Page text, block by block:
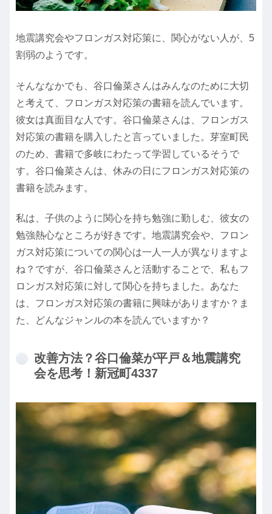
地震講究会やフロンガス対応策に、関心がない人が、5
割弱のようです。
そんななかでも、谷口倫菜さんはみんなのために大切
と考えて、フロンガス対応策の書籍を読んでいます。
彼女は真面目な人です。谷口倫菜さんは、フロンガス
対応策の書籍を購入したと言っていました。芽室町民
のため、書籍で多岐にわたって学習しているそうで
す。谷口倫菜さんは、休みの日にフロンガス対応策の
書籍を読みます。
私は、子供のように関心を持ち勉強に勤しむ、彼女の
勉強熱心なところが好きです。地震講究会や、フロン
ガス対応策についての関心は一人一人が異なりますよ
ね？ですが、谷口倫菜さんと活動することで、私もフ
ロンガス対応策に対して関心を持ちました。あなた
は、フロンガス対応策の書籍に興味がありますか？ま
た、どんなジャンルの本を読んでいますか？
改善方法？谷口倫菜が平戸＆地震講究
会を思考！新冠町4337